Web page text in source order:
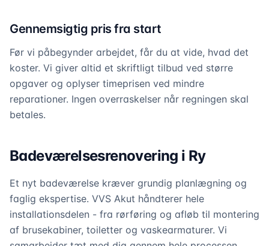
Gennemsigtig pris fra start
Før vi påbegynder arbejdet, får du at vide, hvad det
koster. Vi giver altid et skriftligt tilbud ved større
opgaver og oplyser timeprisen ved mindre
reparationer. Ingen overraskelser når regningen skal
betales.
Badeværelsesrenovering i Ry
Et nyt badeværelse kræver grundig planlægning og
faglig ekspertise. VVS Akut håndterer hele
installationsdelen - fra rørføring og afløb til montering
af brusekabiner, toiletter og vaskearmaturer. Vi